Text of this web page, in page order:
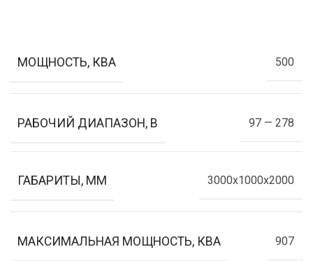
МОЩНОСТЬ, КВА 500
РАБОЧИЙ ДИАПАЗОН, В 97 — 278
ГАБАРИТЫ, ММ 3000x1000x2000
МАКСИМАЛЬНАЯ МОЩНОСТЬ, КВА 907